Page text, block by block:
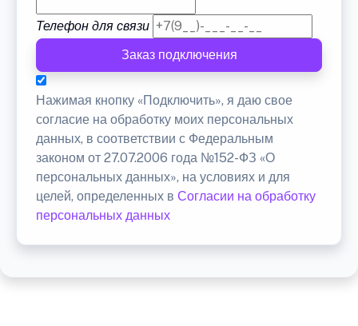
Телефон для связи
Заказ подключения
Нажимая кнопку «Подключить», я даю свое
согласие на обработку моих персональных
данных, в соответствии с Федеральным
законом от 27.07.2006 года №152-ФЗ «О
персональных данных», на условиях и для
целей, определенных в Согласии на обработку
персональных данных